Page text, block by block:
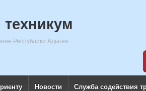
Республики Адыгея
Новости Служба содействия